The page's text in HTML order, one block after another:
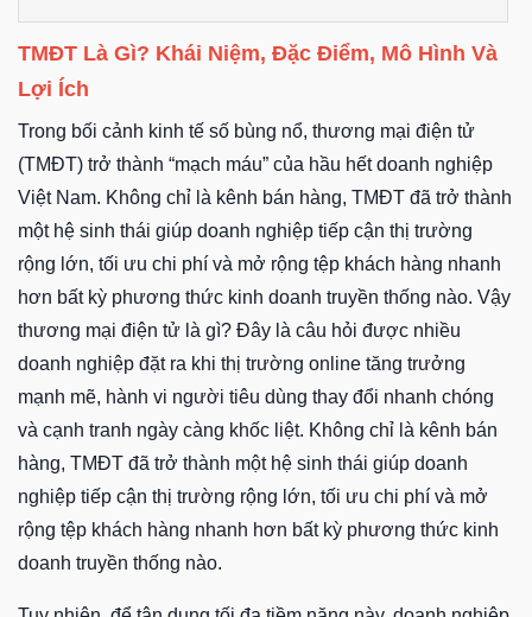
TMĐT Là Gì? Khái Niệm, Đặc Điểm, Mô Hình Và
Lợi Ích
Trong bối cảnh kinh tế số bùng nổ, thương mại điện tử
(TMĐT) trở thành “mạch máu” của hầu hết doanh nghiệp
Việt Nam. Không chỉ là kênh bán hàng, TMĐT đã trở thành
một hệ sinh thái giúp doanh nghiệp tiếp cận thị trường
rộng lớn, tối ưu chi phí và mở rộng tệp khách hàng nhanh
hơn bất kỳ phương thức kinh doanh truyền thống nào. Vậy
thương mại điện tử là gì? Đây là câu hỏi được nhiều
doanh nghiệp đặt ra khi thị trường online tăng trưởng
mạnh mẽ, hành vi người tiêu dùng thay đổi nhanh chóng
và cạnh tranh ngày càng khốc liệt. Không chỉ là kênh bán
hàng, TMĐT đã trở thành một hệ sinh thái giúp doanh
nghiệp tiếp cận thị trường rộng lớn, tối ưu chi phí và mở
rộng tệp khách hàng nhanh hơn bất kỳ phương thức kinh
doanh truyền thống nào.